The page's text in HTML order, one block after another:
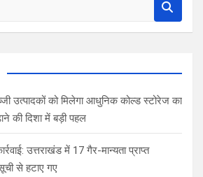
उत्पादकों को मिलेगा आधुनिक कोल्ड स्टोरेज का
की दिशा में बड़ी पहल
उत्तराखंड में 17 गैर-मान्यता प्राप्त
से हटाए गए